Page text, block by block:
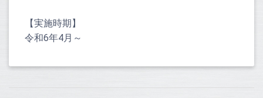
【実施時期】
令和6年4月～